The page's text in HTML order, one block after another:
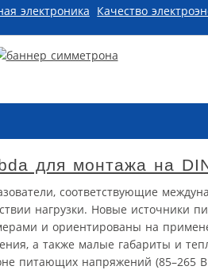
электроника Качество
для монтажа на
соответствующие
нагрузки. Новые источники
и ориентированы на
а также малые габариты и
питающих напряжений (85–265